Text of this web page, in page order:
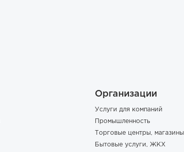
Организации
Услуги для компаний
Промышленность
Торговые центры, магазины
Бытовые услуги, ЖКХ